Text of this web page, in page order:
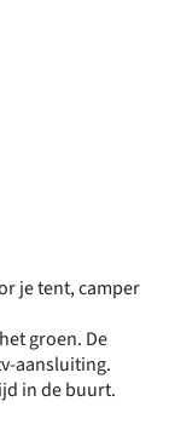
je tent, camper
groen. De
aansluiting.
in de buurt.